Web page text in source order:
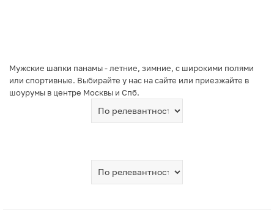
Мужские шапки панамы - летние, зимние, с широкими полями
или спортивные. Выбирайте у нас на сайте или приезжайте в
шоурумы в центре Москвы и Спб.